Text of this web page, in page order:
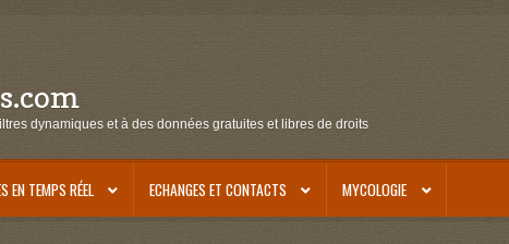
dynamiques et à des données gratuites et libres de droits
EN TEMPS RÉEL ECHANGES ET CONTACTS MYCOLOGIE